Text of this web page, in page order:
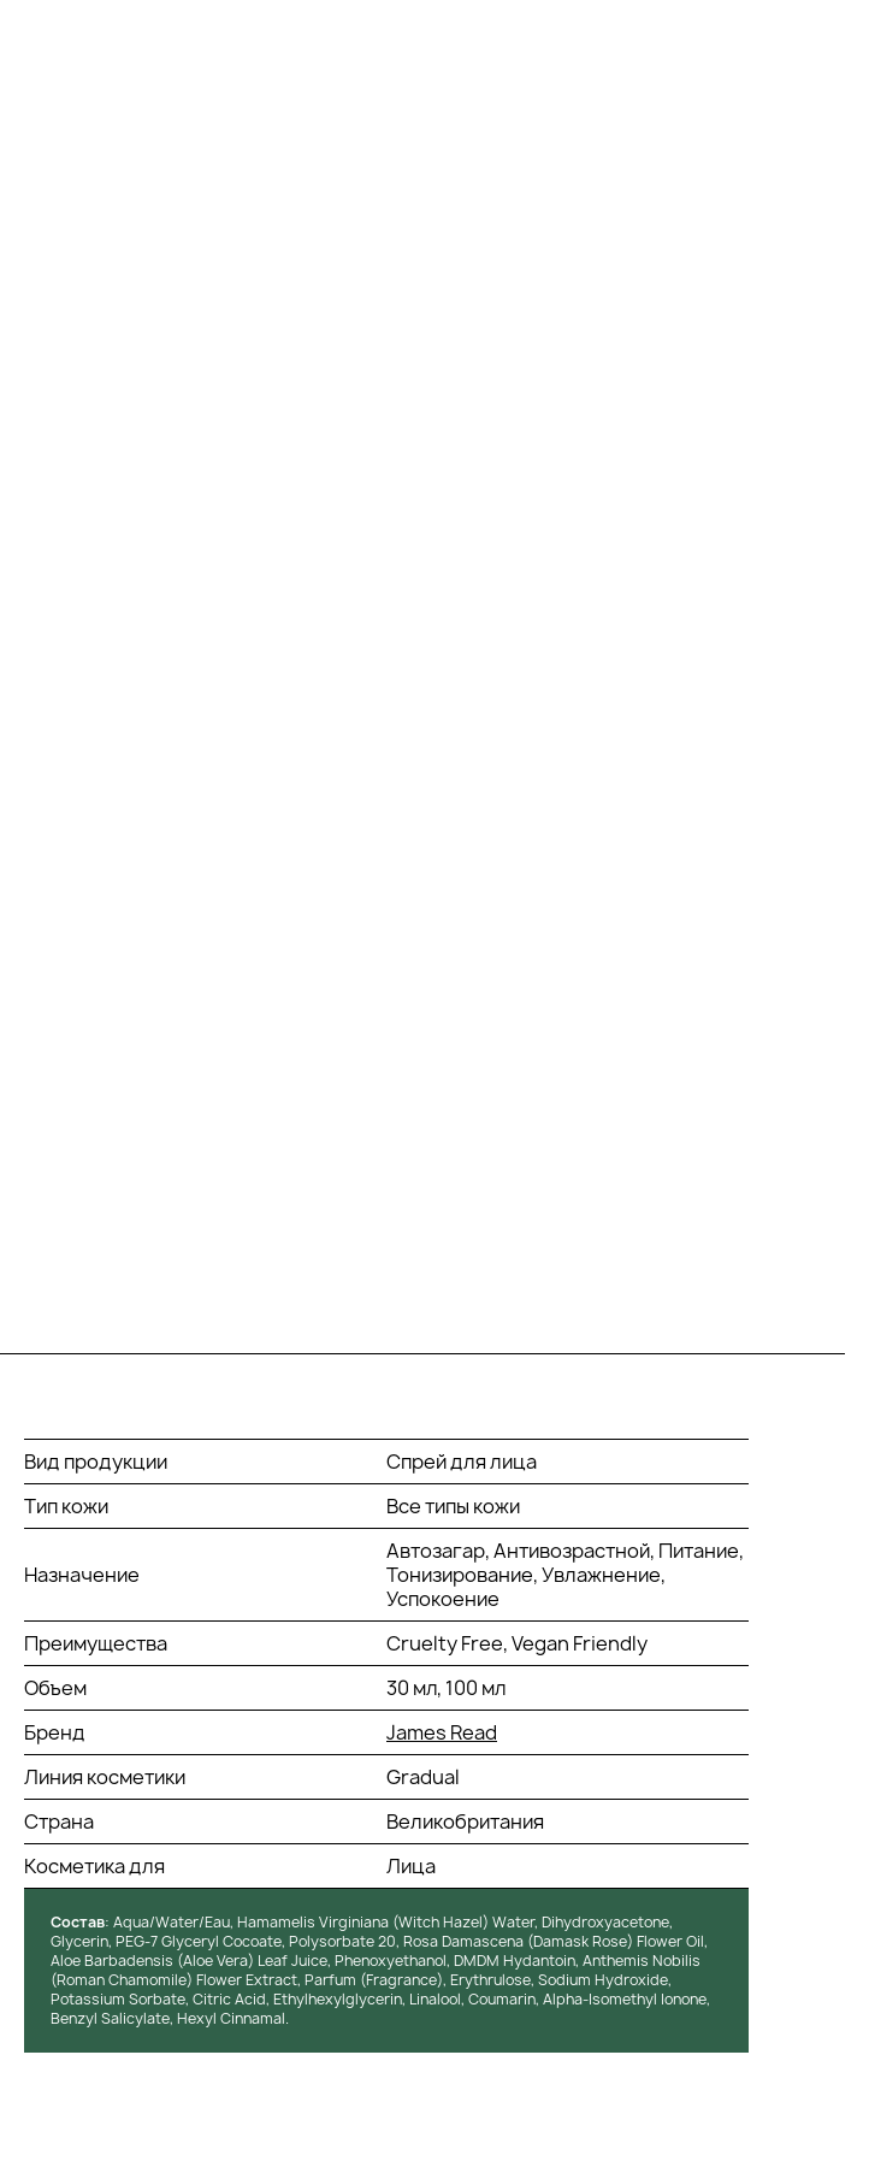
Вид продукции
Спрей для лица
Тип кожи
Все типы кожи
Назначение
Автозагар, Антивозрастной, Питание,
Тонизирование, Увлажнение,
Успокоение
Преимущества
Cruelty Free, Vegan Friendly
Объем
30 мл, 100 мл
Бренд
James Read
Линия косметики
Gradual
Страна
Великобритания
Косметика для
Лица
Состав: Aqua/Water/Eau, Hamamelis Virginiana (Witch Hazel) Water, Dihydroxyacetone,
Glycerin, PEG-7 Glyceryl Cocoate, Polysorbate 20, Rosa Damascena (Damask Rose) Flower Oil,
Aloe Barbadensis (Aloe Vera) Leaf Juice, Phenoxyethanol, DMDM Hydantoin, Anthemis Nobilis
(Roman Chamomile) Flower Extract, Parfum (Fragrance), Erythrulose, Sodium Hydroxide,
Potassium Sorbate, Citric Acid, Ethylhexylglycerin, Linalool, Coumarin, Alpha-Isomethyl Ionone,
Benzyl Salicylate, Hexyl Cinnamal.